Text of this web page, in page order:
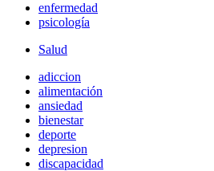
enfermedad
psicología
Salud
adiccion
alimentación
ansiedad
bienestar
deporte
depresion
discapacidad